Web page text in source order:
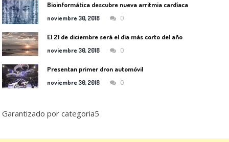
Bioinformática descubre nueva arritmia cardíaca
noviembre 30, 2018 0
El 21 de diciembre será el día más corto del año
noviembre 30, 2018 0
Presentan primer dron automóvil
noviembre 30, 2018 0
Garantizado por categoria5